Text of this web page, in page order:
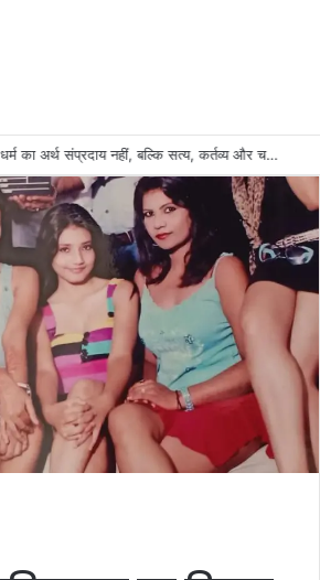
भारतीय शिक्षण पद्धति में धर्म का अर्थ संप्रदाय नहीं, बल्कि सत्य, कर्तव्य और चरित्र निर्माण है: विजय प्रकाश